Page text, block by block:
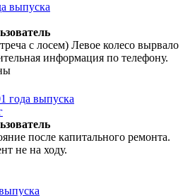
с лосем) Левое колесо вырвало
информация по телефону.
после капитального ремонта.
не на ходу.